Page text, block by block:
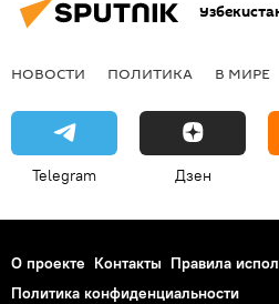
НОВОСТИ ПОЛИТИКА В МИРЕ
Telegram Дзен
О проекте Контакты Правила
Политика конфиденциальности